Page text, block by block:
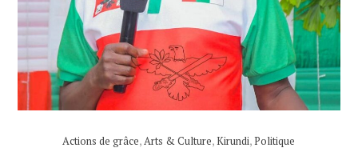
Actions de grâce,Arts & Culture,Kirundi,Politique